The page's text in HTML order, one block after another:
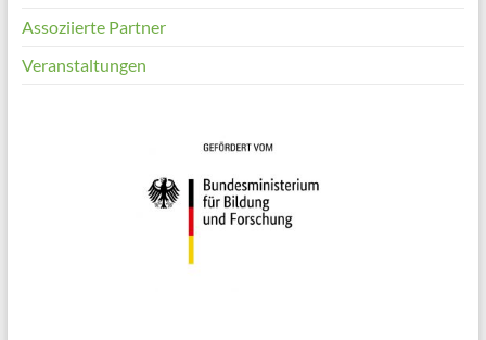
Assoziierte Partner
Veranstaltungen